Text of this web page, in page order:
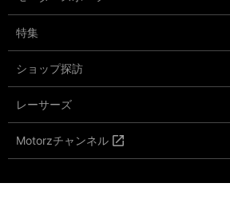
特集
ショップ探訪
レーサーズ
Motorzチャンネル